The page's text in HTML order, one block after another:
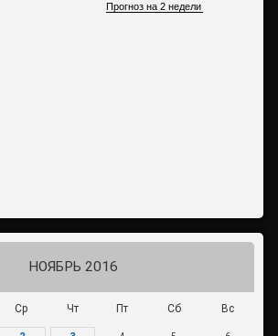
НОЯБРЬ 2016
Ср Чт Пт Сб Вс